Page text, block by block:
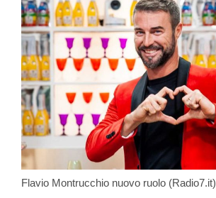
Flavio Montrucchio nuovo ruolo (Radio7.it)